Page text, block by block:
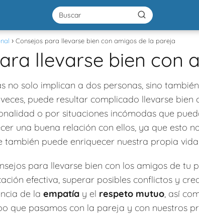
Consejos para llevarse bien con amigos de la pareja
llevarse bien con
no solo implican a dos personas, sino
puede resultar complicado llevarse
o por situaciones incómodas que
una buena relación con ellos, ya que esto
también puede enriquecer nuestra propia
para llevarse bien con los amigos de tu
efectiva, superar posibles conflictos y
de la empatía y el respeto mutuo, así
que pasamos con la pareja y con nuestros